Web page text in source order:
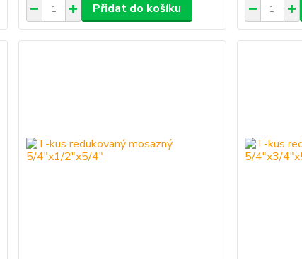
Přidat do košíku